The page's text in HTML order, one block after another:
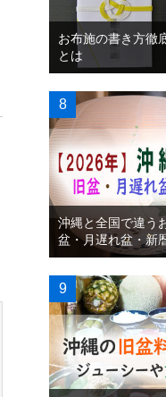
お布施の書き方徹
とは
沖縄と全国で違う
盆・月遅れ盆・新